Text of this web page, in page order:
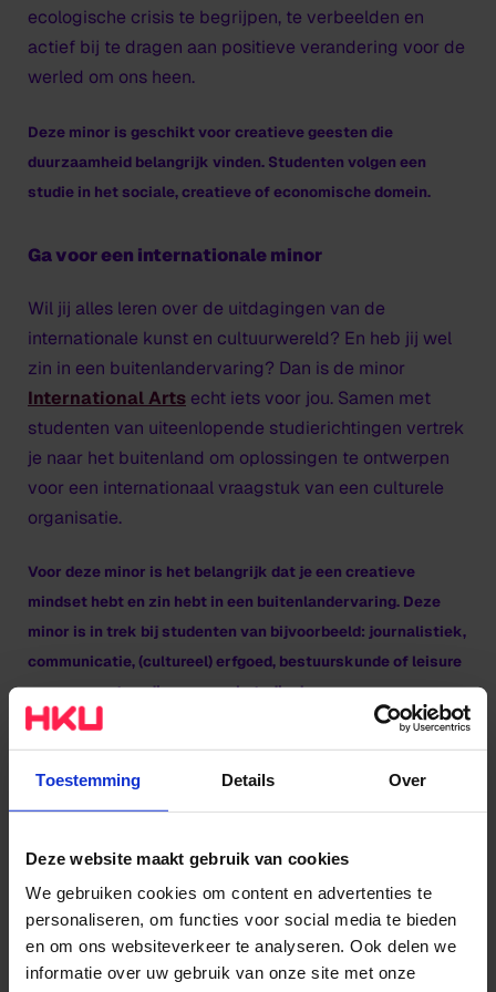
Toestemming Details Over
Deze website maakt gebruik van cookies
We gebruiken cookies om content en advertenties te
personaliseren, om functies voor social media te bieden
en om ons websiteverkeer te analyseren. Ook delen we
informatie over uw gebruik van onze site met onze
ecologische crisis te begrijpen, te verbeelden en
actief bij te dragen aan positieve verandering voor de
werled om ons heen.
Deze minor is geschikt voor creatieve geesten die
duurzaamheid belangrijk vinden. Studenten volgen een
studie in het sociale, creatieve of economische domein.
Ga voor een internationale minor
Wil jij alles leren over de uitdagingen van de
internationale kunst en cultuurwereld? En heb jij wel
zin in een buitenlandervaring? Dan is de minor
International Arts echt iets voor jou. Samen met
studenten van uiteenlopende studierichtingen vertrek
je naar het buitenland om oplossingen te ontwerpen
voor een internationaal vraagstuk van een culturele
organisatie.
Voor deze minor is het belangrijk dat je een creatieve
mindset hebt en zin hebt in een buitenlandervaring. Deze
minor is in trek bij studenten van bijvoorbeeld: journalistiek,
communicatie, (cultureel) erfgoed, bestuurskunde of leisure
management en diverse maakstudies!
Samenwerken als sleutel voor een sterke
creatieve toekomst
vernieuwende projecten en artist run initiatives! Bij
deze minor ontdek je samen met creatieve makers uit
verschillende landen welke vernieuwende manieren er
allemaal zijn om samen te werken. Zin in deze
creatieve speeltuin? Dan is denieuwe minor